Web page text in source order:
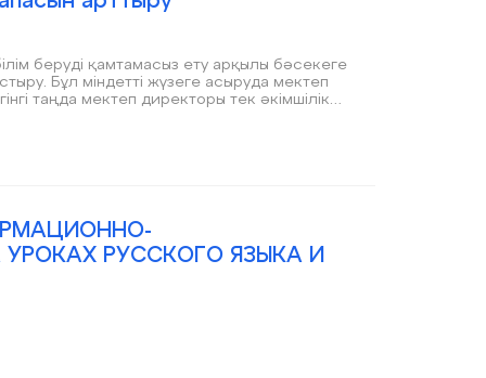
беруді қамтамасыз ету арқылы бәсекеге
Бұл міндетті жүзеге асыруда мектеп
таңда мектеп директоры тек әкімшілік
тарататын көшбасшы болуы тиіс.
нақты деректерге сүйене отырып
РУССКОГО ЯЗЫКА И